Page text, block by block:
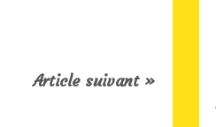
Article suivant »